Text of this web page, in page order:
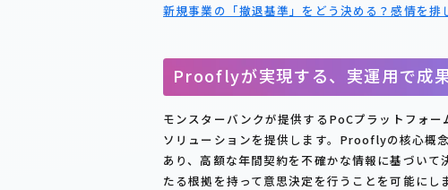
新規事業の「撤退基準」をどう決める？感情を
Prooflyが実現する、実運用で成
モンスターバンクが提供するPoCプラットフォ
ソリューションを提供します。Prooflyの核心概
あり、高額な年間契約を不確かな情報に基づい
たる根拠を持って意思決定を行うことを可能にし